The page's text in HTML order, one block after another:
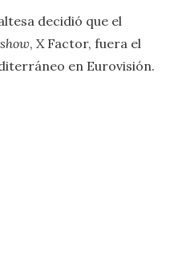
decidió que el
, X Factor, fuera el
en Eurovisión.